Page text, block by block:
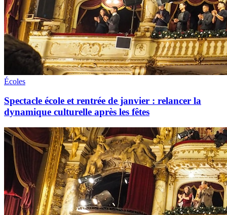
Écoles
Spectacle école et rentrée de janvier : relancer la
dynamique culturelle après les fêtes